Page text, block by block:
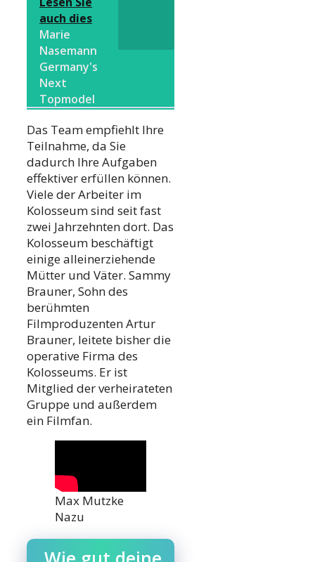
auch dies
Marie
Nasemann
Germany's
Next
Topmodel
Das Team empfiehlt Ihre
Teilnahme, da Sie
dadurch Ihre Aufgaben
effektiver erfüllen können.
Viele der Arbeiter im
Kolosseum sind seit fast
zwei Jahrzehnten dort. Das
Kolosseum beschäftigt
einige alleinerziehende
Mütter und Väter. Sammy
Brauner, Sohn des
berühmten
Filmproduzenten Artur
Brauner, leitete bisher die
operative Firma des
Kolosseums. Er ist
Mitglied der verheirateten
Gruppe und außerdem
ein Filmfan.
Max Mutzke
Nazu